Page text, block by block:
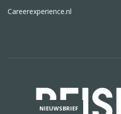
Careerexperience.nl
NIEUWSBRIEF